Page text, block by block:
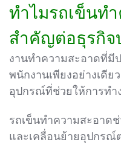
ทำไมรถเข็นท
สำคัญต่อธุรกิจ
งานทำความสะอาดที่มี
พนักงานเพียงอย่างเดี
อุปกรณ์ที่ช่วยให้การทำ
รถเข็นทำความสะอาด
และเคลื่อนย้ายอุปกรณ์